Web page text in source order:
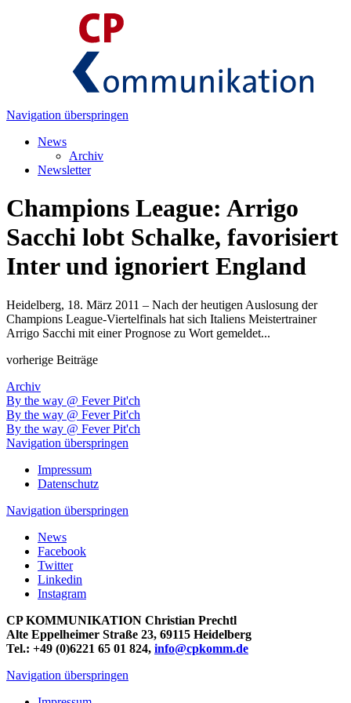
Navigation überspringen
News
Archiv
Newsletter
Champions League: Arrigo
Sacchi lobt Schalke, favorisiert
Inter und ignoriert England
Heidelberg, 18. März 2011 – Nach der heutigen Auslosung der
Champions League-Viertelfinals hat sich Italiens Meistertrainer
Arrigo Sacchi mit einer Prognose zu Wort gemeldet...
vorherige Beiträge
Archiv
By the way @ Fever Pit'ch
By the way @ Fever Pit'ch
By the way @ Fever Pit'ch
Navigation überspringen
Impressum
Datenschutz
Navigation überspringen
News
Facebook
Twitter
Linkedin
Instagram
CP KOMMUNIKATION Christian Prechtl
Alte Eppelheimer Straße 23, 69115 Heidelberg
Tel.: +49 (0)6221 65 01 824, info@cpkomm.de
Navigation überspringen